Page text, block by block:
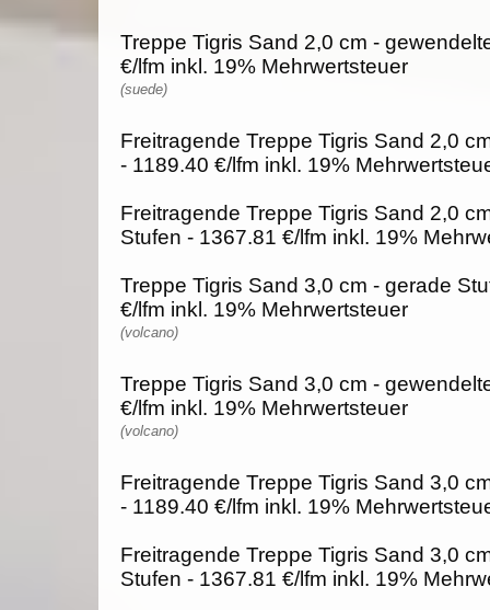
Treppe Tigris Sand 2,0 cm -
€/lfm inkl. 19% Mehrwertsteuer
(suede)
Freitragende Treppe Tigris Sand 2,0
- 1189.40 €/lfm inkl. 19%
Freitragende Treppe Tigris Sand 2,0
Stufen - 1367.81 €/lfm inkl. 19%
Treppe Tigris Sand 3,0 cm - gerade
€/lfm inkl. 19% Mehrwertsteuer
(volcano)
Treppe Tigris Sand 3,0 cm -
€/lfm inkl. 19% Mehrwertsteuer
(volcano)
Freitragende Treppe Tigris Sand 3,0
- 1189.40 €/lfm inkl. 19%
Freitragende Treppe Tigris Sand 3,0
Stufen - 1367.81 €/lfm inkl. 19%